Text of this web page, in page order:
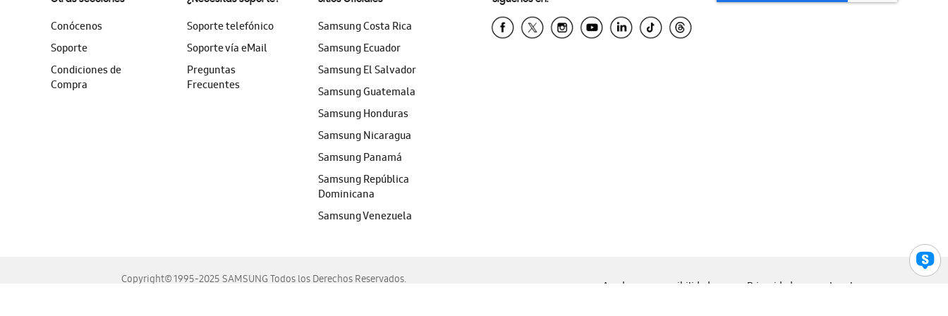
Conócenos
Soporte
Condiciones de
Compra
Soporte telefónico
Soporte vía eMail
Preguntas
Frecuentes
Samsung Costa Rica
Samsung Ecuador
Samsung El Salvador
Samsung Guatemala
Samsung Honduras
Samsung Nicaragua
Samsung Panamá
Samsung República
Dominicana
Samsung Venezuela
Copyright© 1995-2025 SAMSUNG Todos los Derechos Reservados.
Ayuda para accesibilidad Privacidad Legal